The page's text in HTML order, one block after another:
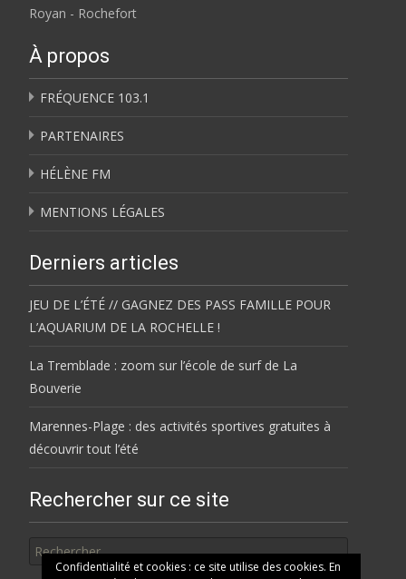
Royan - Rochefort
À propos
FRÉQUENCE 103.1
PARTENAIRES
HÉLÈNE FM
MENTIONS LÉGALES
Derniers articles
JEU DE L’ÉTÉ // GAGNEZ DES PASS FAMILLE POUR
L’AQUARIUM DE LA ROCHELLE !
La Tremblade : zoom sur l’école de surf de La
Bouverie
Marennes-Plage : des activités sportives gratuites à
découvrir tout l’été
Rechercher sur ce site
Confidentialité et cookies : ce site utilise des cookies. En